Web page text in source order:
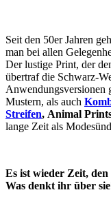
Seit den 50er Jahren
man bei allen
Der lustige Print, der
übertraf die Schwarz-
Anwendungsversionen
Mustern, als auch
Streifen, Animal
lange Zeit als
Es ist wieder Zeit, den
Was denkt ihr über